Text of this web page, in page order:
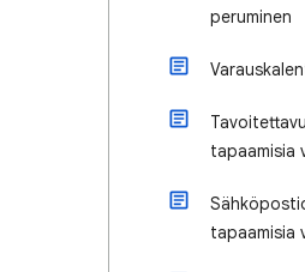
peruminen
tapaamisia
tapaamisia